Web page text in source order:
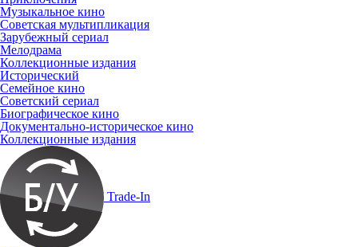
Музыкальное кино
Советская мультипликация
Зарубежный сериал
Мелодрама
Коллекционные издания
Исторический
Семейное кино
Советский сериал
Биографическое кино
Документально-историческое кино
Коллекционные издания
Trade-In